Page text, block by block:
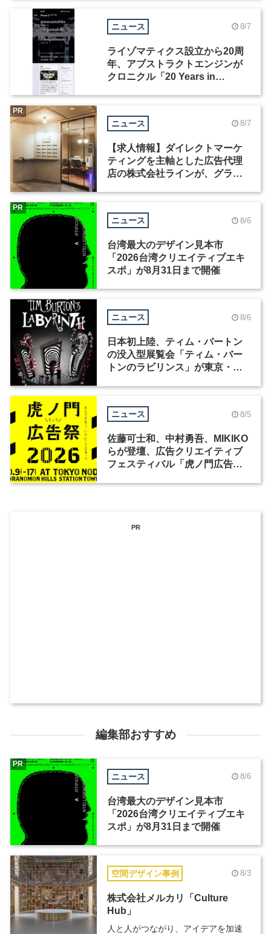
ニュース 8/7
ライゾマティクス設立から20周
年、アブストラクトエンジンが
クロニクル「20 Years in
ニュース 8/7
【求人情報】ダイレクトマーケ
ティングを主軸とした広告代理
店の株式会社ラインが、グラフ
PR
ニュース 8/6
台湾最大のデザイン見本市
「2026台湾クリエイティブエキ
スポ」が8月31日まで開催
PR
ニュース 8/6
日本初上陸、ティム・バートン
の没入型展覧会「ティム・バー
トンのラビリンス」が東京・豊
ニュース 8/5
佐藤可士和、中村勇吾、MIKIKO
らが登壇、広告クリエイティブ
フェスティバル「虎ノ門広告
PR
編集部おすすめ
ニュース 8/6
台湾最大のデザイン見本市
「2026台湾クリエイティブエキ
スポ」が8月31日まで開催
PR
空間デザイン事例 8/3
株式会社メルカリ「Culture
Hub」
人と人がつながり、アイデアを加速